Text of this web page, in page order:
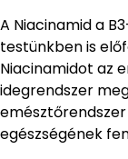
A Niacinamid a
testünkben is
Niacinamidot az
idegrendszer
egészségének